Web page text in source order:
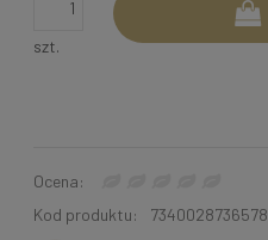
szt.
Ocena:
Kod produktu:
7340028736578